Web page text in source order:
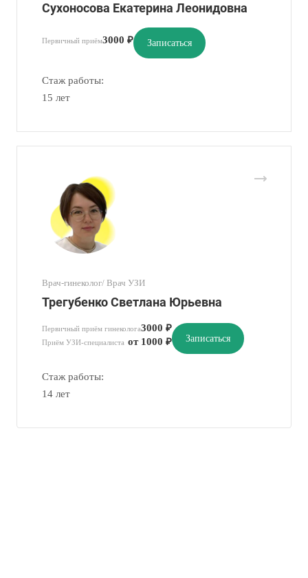
Сухоносова Екатерина Леонидовна
Первичный приём3000 ₽ Записаться
Стаж работы:
15 лет
Врач-гинеколог/ Врач УЗИ
Трегубенко Светлана Юрьевна
Первичный приём гинеколога3000 ₽
Приём УЗИ-специалиста от 1000 ₽ Записаться
Стаж работы:
14 лет